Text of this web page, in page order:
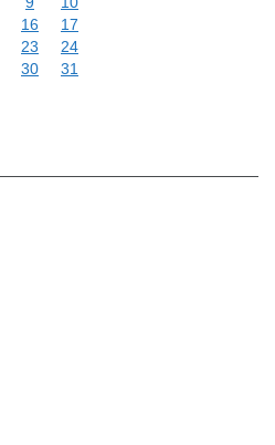
16
17
23
24
30
31